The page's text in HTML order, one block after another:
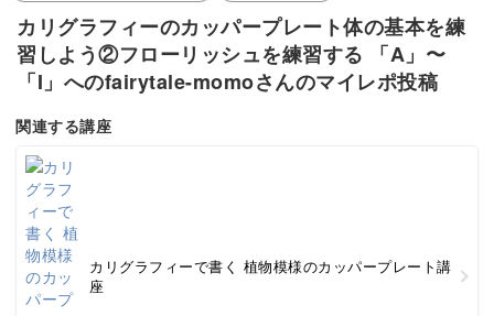
カリグラフィーのカッパープレート体の基本を練
習しよう②フローリッシュを練習する 「A」〜
「I」へのfairytale-momoさんのマイレポ投稿
関連する講座
カリグラフィーで書く 植物模様のカッパープレート講
座